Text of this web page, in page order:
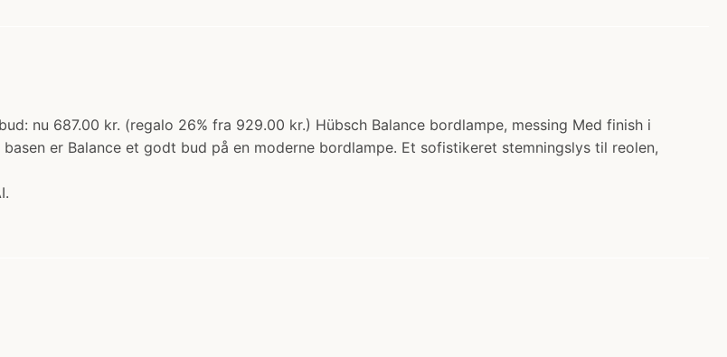
nu 687.00 kr. (regalo 26% fra 929.00 kr.) Hübsch Balance bordlampe, messing Med finish i
er Balance et godt bud på en moderne bordlampe. Et sofistikeret stemningslys til reolen,